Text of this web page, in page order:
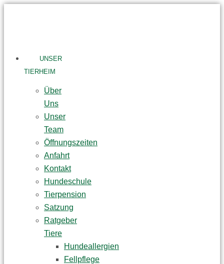
UNSER
TIERHEIM
Über
Uns
Unser
Team
Öffnungszeiten
Anfahrt
Kontakt
Hundeschule
Tierpension
Satzung
Ratgeber
Tiere
Hundeallergien
Fellpflege